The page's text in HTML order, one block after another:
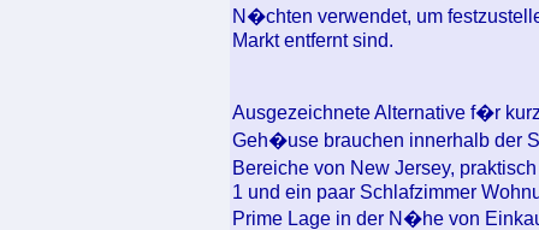
N�chten verwendet, um
Markt entfernt sind.
Ausgezeichnete Alternative f�r
Geh�use brauchen innerhalb der
Bereiche von New Jersey,
1 und ein paar Schlafzimmer
Prime Lage in der N�he von